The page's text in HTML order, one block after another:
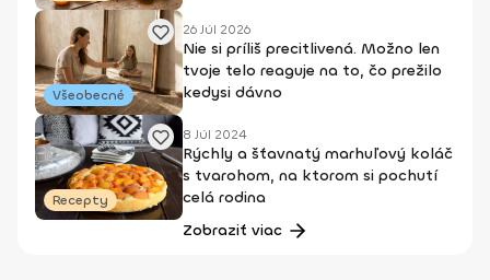
Všeobecné
26 Júl 2026
Nie si príliš precitlivená. Možno len
tvoje telo reaguje na to, čo prežilo
kedysi dávno
Recepty
8 Júl 2024
Rýchly a šťavnatý marhuľový koláč
s tvarohom, na ktorom si pochutí
celá rodina
Zobraziť viac